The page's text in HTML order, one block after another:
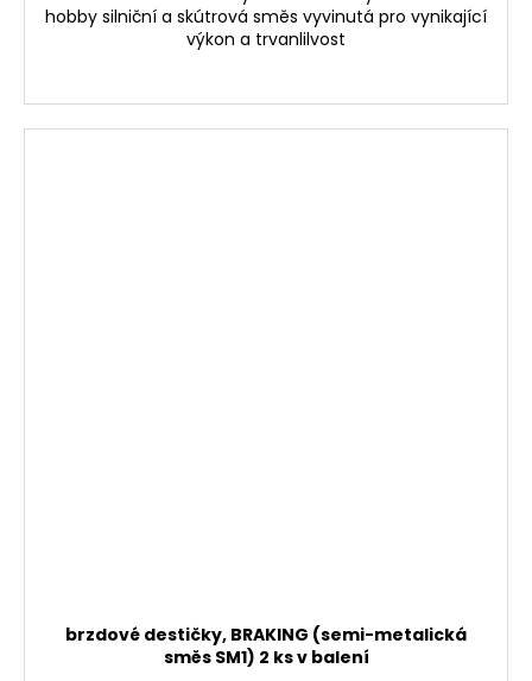
hobby silniční a skútrová směs vyvinutá pro vynikající
výkon a trvanlilvost
brzdové destičky, BRAKING (semi-metalická
směs SM1) 2 ks v balení